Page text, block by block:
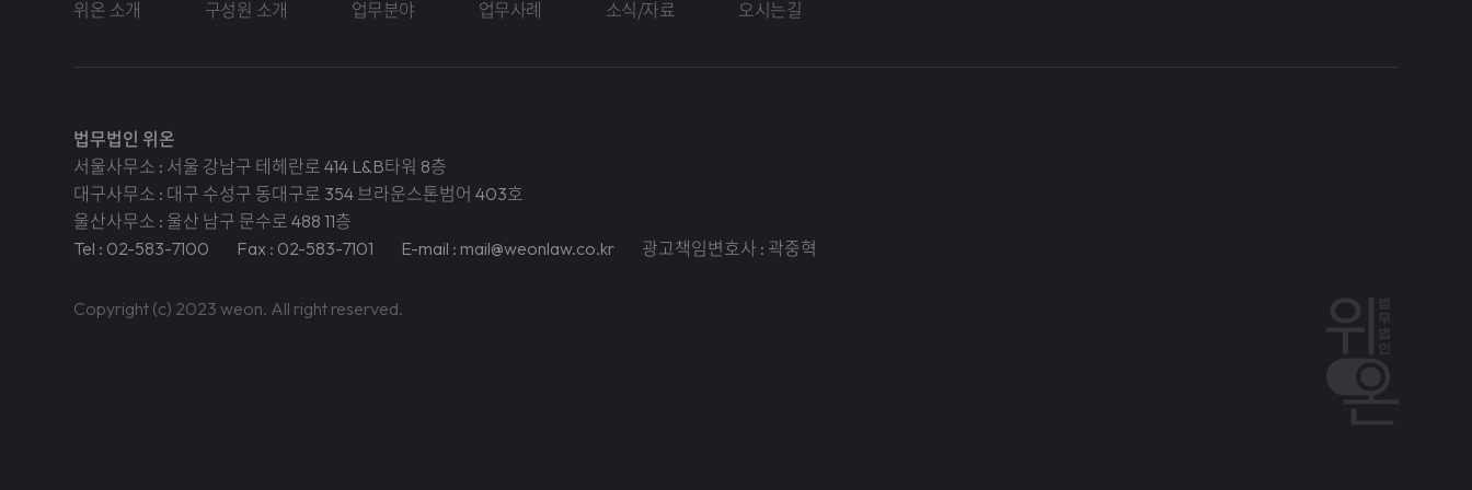
위온 소개 구성원 소개 업무분야 업무사례 소식/자료 오시는길
법무법인 위온
서울사무소 : 서울 강남구 테헤란로 414 L&B타워 8층
대구사무소 : 대구 수성구 동대구로 354 브라운스톤범어 403호
울산사무소 : 울산 남구 문수로 488 11층
Tel : 02-583-7100
Fax : 02-583-7101 E-mail : mail@weonlaw.co.kr 광고책임변호사 : 곽중혁
Copyright (c) 2023 weon. All right reserved.